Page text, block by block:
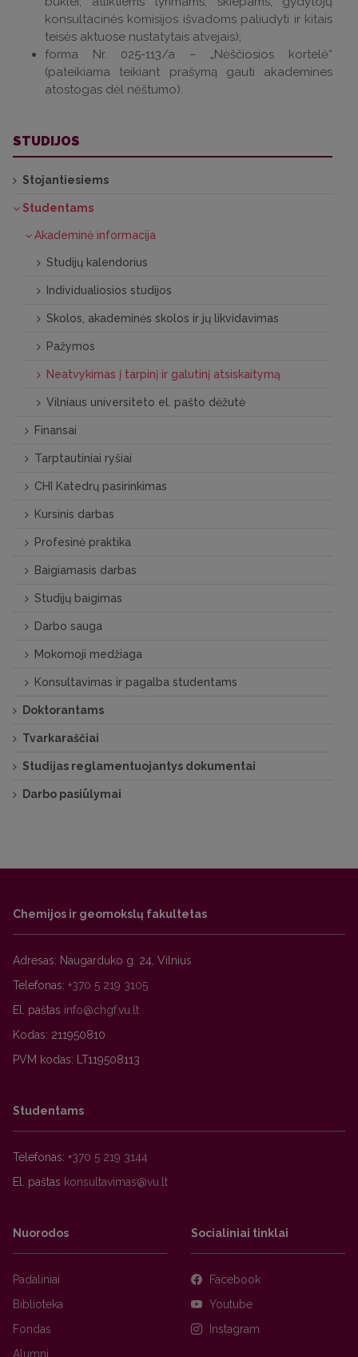
konsultacinės komisijos išvadoms paliudyti ir kitais
teisės aktuose nustatytais atvejais);
forma Nr. 025-113/a – „Nėščiosios kortelė“
(pateikiama teikiant prašymą gauti akademines
atostogas dėl nėštumo).
STUDIJOS
Stojantiesiems
Studentams
Akademinė informacija
Studijų kalendorius
Individualiosios studijos
Skolos, akademinės skolos ir jų likvidavimas
Pažymos
Neatvykimas į tarpinį ir galutinį atsiskaitymą
Vilniaus universiteto el. pašto dėžutė
Finansai
Tarptautiniai ryšiai
CHI Katedrų pasirinkimas
Kursinis darbas
Profesinė praktika
Baigiamasis darbas
Studijų baigimas
Darbo sauga
Mokomoji medžiaga
Konsultavimas ir pagalba studentams
Doktorantams
Tvarkaraščiai
Studijas reglamentuojantys dokumentai
Darbo pasiūlymai
Chemijos ir geomokslų fakultetas
Adresas: Naugarduko g. 24, Vilnius
Telefonas: +370 5 219 3105
El. paštas
Kodas: 211950810
PVM kodas: LT119508113
Studentams
Telefonas: +370 5 219 3144
El. paštas
Nuorodos
Padaliniai
Biblioteka
Fondas
Alumni
Socialiniai tinklai
Facebook
Youtube
Instagram